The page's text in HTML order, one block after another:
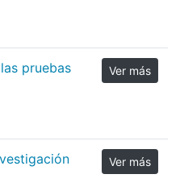
pruebas
Ver más
Ver más